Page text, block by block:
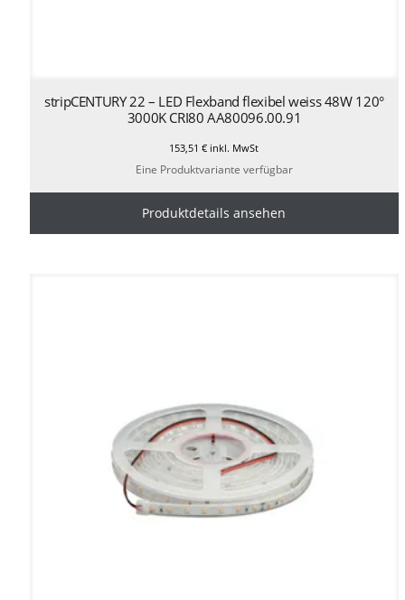
stripCENTURY 22 – LED Flexband flexibel weiss 48W 120°
3000K CRI80 AA80096.00.91
153,51€ inkl. MwSt
Eine Produktvariante verfügbar
Produktdetails ansehen